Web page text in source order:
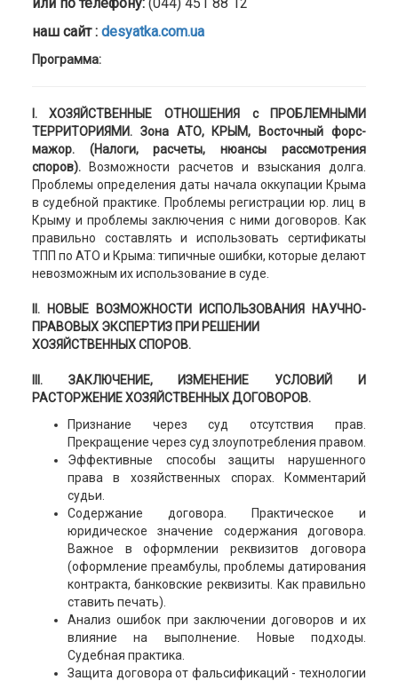
наш сайт : desyatka.com.ua
Программа:
І. ХОЗЯЙСТВЕННЫЕ ОТНОШЕНИЯ с ПРОБЛЕМНЫМИ
ТЕРРИТОРИЯМИ. Зона АТО, КРЫМ, Восточный форс-
мажор. (Налоги, расчеты, нюансы рассмотрения
споров).
Возможности расчетов и взыскания долга.
Проблемы определения даты начала оккупации Крыма
в судебной практике. Проблемы регистрации юр. лиц в
Крыму и проблемы заключения с ними договоров. Как
правильно составлять и использовать сертификаты
ТПП по АТО и Крыма: типичные ошибки, которые делают
невозможным их использование в суде.
II. НОВЫЕ ВОЗМОЖНОСТИ ИСПОЛЬЗОВАНИЯ НАУЧНО-
ПРАВОВЫХ ЭКСПЕРТИЗ ПРИ РЕШЕНИИ
ХОЗЯЙСТВЕННЫХ СПОРОВ.
ІІІ. ЗАКЛЮЧЕНИЕ, ИЗМЕНЕНИЕ УСЛОВИЙ И
РАСТОРЖЕНИЕ ХОЗЯЙСТВЕННЫХ ДОГОВОРОВ.
Признание через суд отсутствия прав.
Прекращение через суд злоупотребления правом.
Эффективные способы защиты нарушенного
права в хозяйственных спорах. Комментарий
судьи.
Содержание договора. Практическое и
юридическое значение содержания договора.
Важное в оформлении реквизитов договора
(оформление преамбулы, проблемы датирования
контракта, банковские реквизиты. Как правильно
ставить печать).
Анализ ошибок при заключении договоров и их
влияние на выполнение. Новые подходы.
Судебная практика.
Защита договора от фальсификаций - технологии